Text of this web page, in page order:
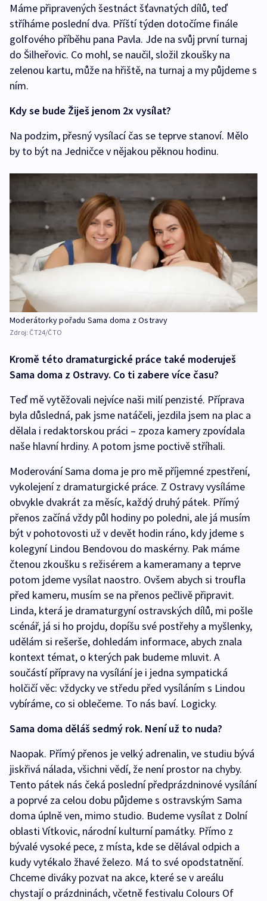
Máme připravených šestnáct šťavnatých dílů, teď
stříháme poslední dva. Příští týden dotočíme finále
golfového příběhu pana Pavla. Jde na svůj první turnaj
do Šilheřovic. Co mohl, se naučil, složil zkoušky na
zelenou kartu, může na hřiště, na turnaj a my půjdeme s
ním.
Kdy se bude Žiješ jenom 2x vysílat?
Na podzim, přesný vysílací čas se teprve stanoví. Mělo
by to být na Jedničce v nějakou pěknou hodinu.
Moderátorky pořadu Sama doma z Ostravy
Zdroj: ČT24/ČTO
Kromě této dramaturgické práce také moderuješ
Sama doma z Ostravy. Co ti zabere více času?
Teď mě vytěžovali nejvíce naši milí penzisté. Příprava
byla důsledná, pak jsme natáčeli, jezdila jsem na plac a
dělala i redaktorskou práci – zpoza kamery zpovídala
naše hlavní hrdiny. A potom jsme poctivě stříhali.
Moderování Sama doma je pro mě příjemné zpestření,
vykolejení z dramaturgické práce. Z Ostravy vysíláme
obvykle dvakrát za měsíc, každý druhý pátek. Přímý
přenos začíná vždy půl hodiny po poledni, ale já musím
být v pohotovosti už v devět hodin ráno, kdy jdeme s
kolegyní Lindou Bendovou do maskérny. Pak máme
čtenou zkoušku s režisérem a kameramany a teprve
potom jdeme vysílat naostro. Ovšem abych si troufla
před kameru, musím se na přenos pečlivě připravit.
Linda, která je dramaturgyní ostravských dílů, mi pošle
scénář, já si ho projdu, dopíšu své postřehy a myšlenky,
udělám si rešerše, dohledám informace, abych znala
kontext témat, o kterých pak budeme mluvit. A
součástí přípravy na vysílání je i jedna sympatická
holčičí věc: vždycky ve středu před vysíláním s Lindou
vybíráme, co si oblečeme. To nás baví. Logicky.
Sama doma děláš sedmý rok. Není už to nuda?
Naopak. Přímý přenos je velký adrenalin, ve studiu bývá
jiskřivá nálada, všichni vědí, že není prostor na chyby.
Tento pátek nás čeká poslední předprázdninové vysílání
a poprvé za celou dobu půjdeme s ostravským Sama
doma úplně ven, mimo studio. Budeme vysílat z Dolní
oblasti Vítkovic, národní kulturní památky. Přímo z
bývalé vysoké pece, z místa, kde se dělával odpich a
kudy vytékalo žhavé železo. Má to své opodstatnění.
Chceme diváky pozvat na akce, které se v areálu
chystají o prázdninách, včetně festivalu Colours Of